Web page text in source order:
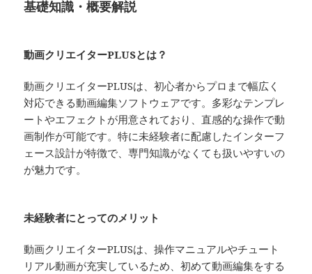
基礎知識・概要解説
動画クリエイターPLUSとは？
動画クリエイターPLUSは、初心者からプロまで幅広く
対応できる動画編集ソフトウェアです。多彩なテンプレ
ートやエフェクトが用意されており、直感的な操作で動
画制作が可能です。特に未経験者に配慮したインターフ
ェース設計が特徴で、専門知識がなくても扱いやすいの
が魅力です。
未経験者にとってのメリット
動画クリエイターPLUSは、操作マニュアルやチュート
リアル動画が充実しているため、初めて動画編集をする